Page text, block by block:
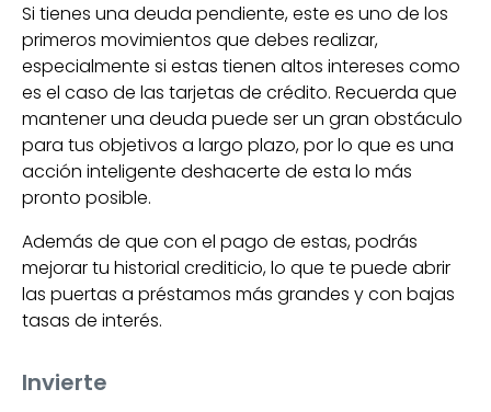
Si tienes una deuda pendiente, este es uno de los
primeros movimientos que debes realizar,
especialmente si estas tienen altos intereses como
es el caso de las tarjetas de crédito. Recuerda que
mantener una deuda puede ser un gran obstáculo
para tus objetivos a largo plazo, por lo que es una
acción inteligente deshacerte de esta lo más
pronto posible.
Además de que con el pago de estas, podrás
mejorar tu historial crediticio, lo que te puede abrir
las puertas a préstamos más grandes y con bajas
tasas de interés.
Invierte